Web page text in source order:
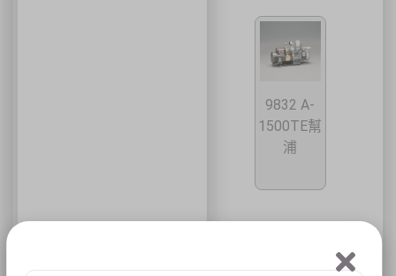
9832 A-
1500TE幫
浦